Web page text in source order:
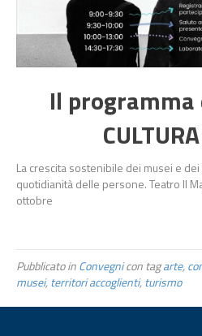
Il programma
La crescita sostenibile dei musei e
quotidianità delle persone. Teatro Il
ottobre
Pubblicato inConvegnicon tagarte,
musei,territori accoglienti,turismo